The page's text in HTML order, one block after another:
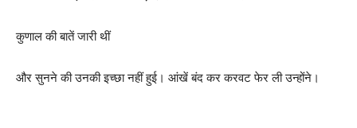
कुणाल की बातें जारी थीं
और सुनने की उनकी इच्छा नहीं हुई। आंखें बंद कर करवट फेर ली उन्होंने।